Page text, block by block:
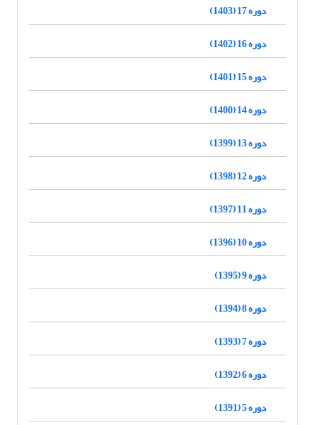
دوره 17 (1403)
دوره 16 (1402)
دوره 15 (1401)
دوره 14 (1400)
دوره 13 (1399)
دوره 12 (1398)
دوره 11 (1397)
دوره 10 (1396)
دوره 9 (1395)
دوره 8 (1394)
دوره 7 (1393)
دوره 6 (1392)
دوره 5 (1391)